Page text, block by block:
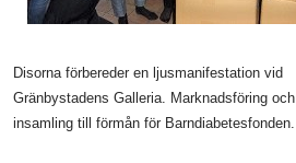
Disorna förbereder en ljusmanifestation vid
Gränbystadens Galleria. Marknadsföring och
insamling till förmån för Barndiabetesfonden.